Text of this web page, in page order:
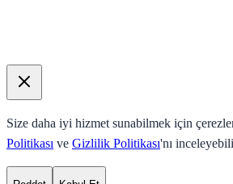
Size daha iyi hizmet sunabilmek için
Politikası ve Gizlilik Politikası'nı